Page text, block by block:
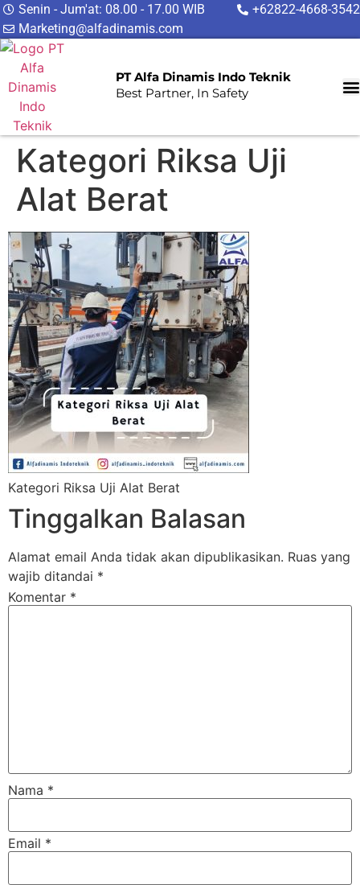
Senin - Jum'at: 08.00 - 17.00 WIB
+62822-4668-3542
Marketing@alfadinamis.com
PT Alfa Dinamis Indo Teknik
Best Partner, In Safety
Kategori Riksa Uji
Alat Berat
Kategori Riksa Uji Alat Berat
Tinggalkan Balasan
Alamat email Anda tidak akan dipublikasikan. Ruas yang
wajib ditandai *
Komentar *
Nama *
Email *